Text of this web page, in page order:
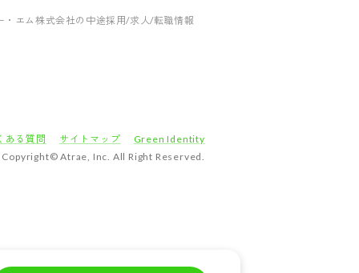
・エム株式会社の中途採用/求人/転職情報
ある質問 サイトマップ
Green Identity
Copyright© Atrae, Inc. All Right Reserved.